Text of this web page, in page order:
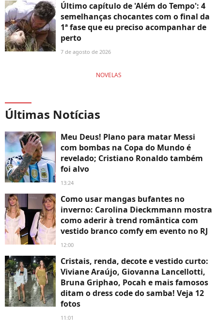
Último capítulo de 'Além do Tempo': 4
semelhanças chocantes com o final da
1ª fase que eu preciso acompanhar de
perto
7 de agosto de 2026
NOVELAS
Últimas Notícias
Meu Deus! Plano para matar Messi
com bombas na Copa do Mundo é
revelado; Cristiano Ronaldo também
foi alvo
13:24
Como usar mangas bufantes no
inverno: Carolina Dieckmmann mostra
como aderir à trend romântica com
vestido branco comfy em evento no RJ
12:00
Cristais, renda, decote e vestido curto:
Viviane Araújo, Giovanna Lancellotti,
Bruna Griphao, Pocah e mais famosos
ditam o dress code do samba! Veja 12
fotos
11:01